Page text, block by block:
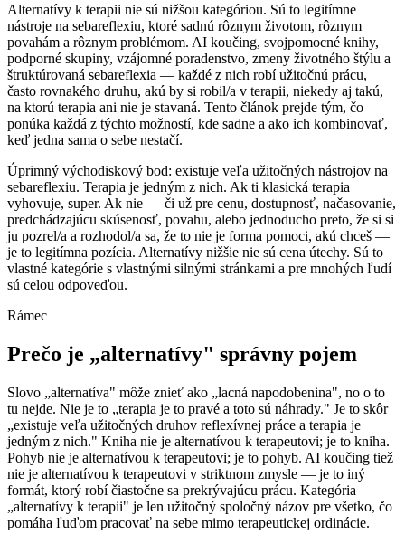
Alternatívy k terapii nie sú nižšou kategóriou. Sú to legitímne
nástroje na sebareflexiu, ktoré sadnú rôznym životom, rôznym
povahám a rôznym problémom. AI koučing, svojpomocné knihy,
podporné skupiny, vzájomné poradenstvo, zmeny životného štýlu a
štruktúrovaná sebareflexia — každé z nich robí užitočnú prácu,
často rovnakého druhu, akú by si robil/a v terapii, niekedy aj takú,
na ktorú terapia ani nie je stavaná. Tento článok prejde tým, čo
ponúka každá z týchto možností, kde sadne a ako ich kombinovať,
keď jedna sama o sebe nestačí.
Úprimný východiskový bod: existuje veľa užitočných nástrojov na
sebareflexiu. Terapia je jedným z nich. Ak ti klasická terapia
vyhovuje, super. Ak nie — či už pre cenu, dostupnosť, načasovanie,
predchádzajúcu skúsenosť, povahu, alebo jednoducho preto, že si si
ju pozrel/a a rozhodol/a sa, že to nie je forma pomoci, akú chceš —
je to legitímna pozícia. Alternatívy nižšie nie sú cena útechy. Sú to
vlastné kategórie s vlastnými silnými stránkami a pre mnohých ľudí
sú celou odpoveďou.
Rámec
Prečo je „alternatívy" správny pojem
Slovo „alternatíva" môže znieť ako „lacná napodobenina", no o to
tu nejde. Nie je to „terapia je to pravé a toto sú náhrady." Je to skôr
„existuje veľa užitočných druhov reflexívnej práce a terapia je
jedným z nich." Kniha nie je alternatívou k terapeutovi; je to kniha.
Pohyb nie je alternatívou k terapeutovi; je to pohyb. AI koučing tiež
nie je alternatívou k terapeutovi v striktnom zmysle — je to iný
formát, ktorý robí čiastočne sa prekrývajúcu prácu. Kategória
„alternatívy k terapii" je len užitočný spoločný názov pre všetko, čo
pomáha ľuďom pracovať na sebe mimo terapeutickej ordinácie.